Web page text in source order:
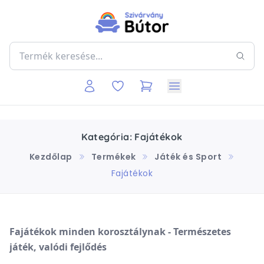
Kategória: Fajátékok
Kezdőlap
Termékek
Játék és Sport
Fajátékok
Fajátékok minden korosztálynak -Természetes
játék, valódi fejlődés